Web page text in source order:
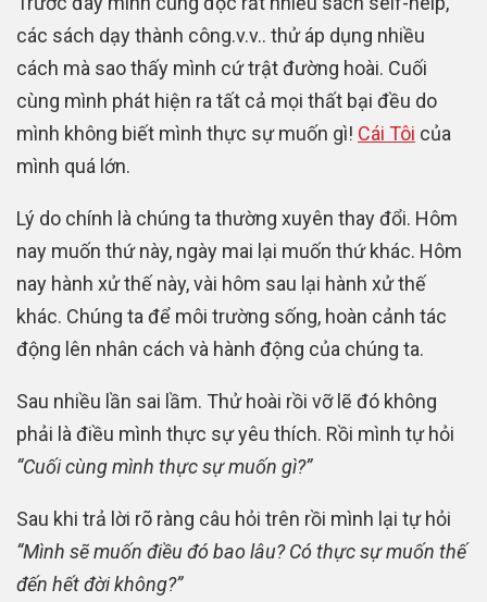
các sách dạy thành công.v.v.. thử áp dụng nhiều
cách mà sao thấy mình cứ trật đường hoài. Cuối
cùng mình phát hiện ra tất cả mọi thất bại đều do
mình không biết mình thực sự muốn gì! Cái Tôi của
mình quá lớn.
Lý do chính là chúng ta thường xuyên thay đổi. Hôm
nay muốn thứ này, ngày mai lại muốn thứ khác. Hôm
nay hành xử thế này, vài hôm sau lại hành xử thế
khác. Chúng ta để môi trường sống, hoàn cảnh tác
động lên nhân cách và hành động của chúng ta.
Sau nhiều lần sai lầm. Thử hoài rồi vỡ lẽ đó không
phải là điều mình thực sự yêu thích. Rồi mình tự hỏi
“Cuối cùng mình thực sự muốn gì?”
Sau khi trả lời rõ ràng câu hỏi trên rồi mình lại tự hỏi
“Mình sẽ muốn điều đó bao lâu? Có thực sự muốn thế
đến hết đời không?”